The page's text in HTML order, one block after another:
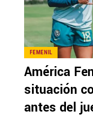
FEMENIL
América
situación
antes del